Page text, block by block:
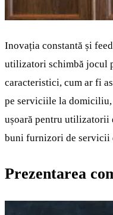
Inovația constantă și
utilizatori schimbă jocul
caracteristici, cum ar fi
pe serviciile la domiciliu,
ușoară pentru utilizatorii
buni furnizori de servicii
Prezentarea